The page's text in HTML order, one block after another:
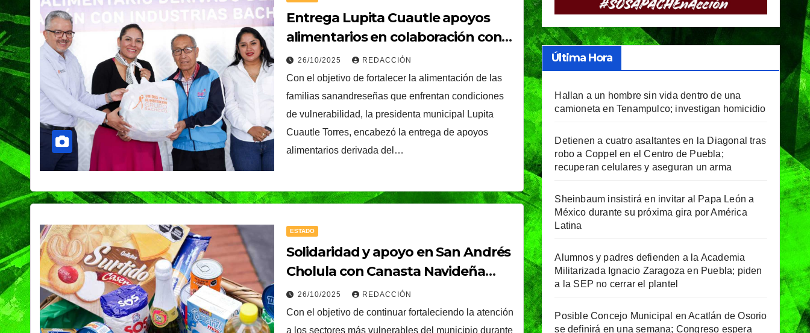
Entrega Lupita Cuautle apoyos
alimentarios en colaboración con
Industrias Bachoco
26/10/2025 REDACCIÓN
Con el objetivo de fortalecer la alimentación de las
familias sanandreseñas que enfrentan condiciones
de vulnerabilidad, la presidenta municipal Lupita
Cuautle Torres, encabezó la entrega de apoyos
alimentarios derivada del…
ESTADO
Solidaridad y apoyo en San Andrés
Cholula con Canasta Navideña
2025
26/10/2025 REDACCIÓN
Con el objetivo de continuar fortaleciendo la atención
a los sectores más vulnerables del municipio durante
Última Hora
Hallan a un hombre sin vida dentro de una
camioneta en Tenampulco; investigan homicidio
Detienen a cuatro asaltantes en la Diagonal tras
robo a Coppel en el Centro de Puebla;
recuperan celulares y aseguran un arma
Sheinbaum insistirá en invitar al Papa León a
México durante su próxima gira por América
Latina
Alumnos y padres defienden a la Academia
Militarizada Ignacio Zaragoza en Puebla; piden
a la SEP no cerrar el plantel
Posible Concejo Municipal en Acatlán de Osorio
se definirá en una semana; Congreso espera